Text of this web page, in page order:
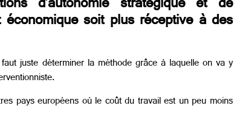
soit plus réceptive à des
juste déterminer la méthode grâce à laquelle on va y
pays européens où le coût du travail est un peu moins